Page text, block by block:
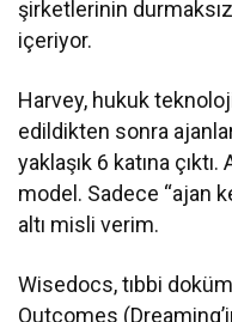
şirketlerinin
içeriyor.
Harvey, hukuk
edildikten sonra
yaklaşık 6 katına çıktı.
model. Sadece “ajan
altı misli verim.
Wisedocs, tıbbi
Outcomes